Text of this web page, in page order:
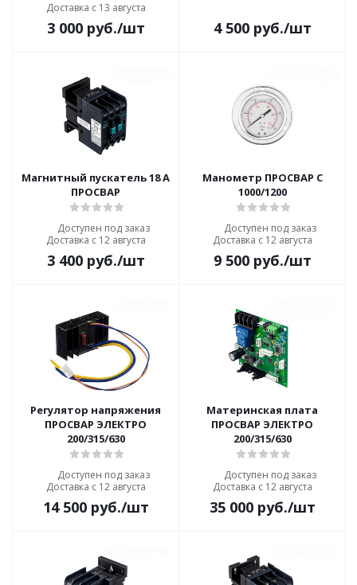
Доставка с 13 августа
3 000руб./шт 4 500руб./шт
Магнитный пускатель 18 А
ПРОСВАР
Доступен под заказ
Доставка с 12 августа
3 400руб./шт
Манометр ПРОСВАР С
1000/1200
Доступен под заказ
Доставка с 12 августа
9 500руб./шт
Регулятор напряжения
ПРОСВАР ЭЛЕКТРО
200/315/630
Доступен под заказ
Доставка с 12 августа
14 500руб./шт
Материнская плата
ПРОСВАР ЭЛЕКТРО
200/315/630
Доступен под заказ
Доставка с 12 августа
35 000руб./шт